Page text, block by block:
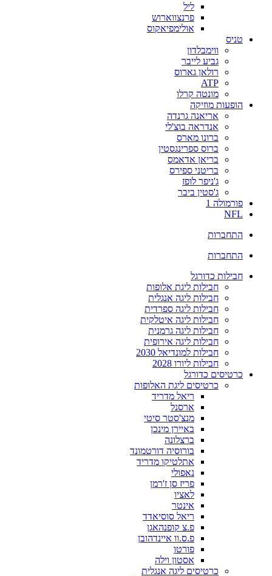
ליל
פרנצווארוש
אולימפיאקוס
טניס
ווימבלדון
גביע לייבר
רולאן גארוס
ATP
מונטה קרלו
הופעות מוזיקה
אריאנה גרנדה
אנדראה בוצ'לי
ברונו מארס
ברוס ספרינגסטין
בריאן אדאמס
בריטני ספירס
ג'ניפר לופז
ג'סטין ביבר
פורמולה 1
NFL
התחברות
התחברות
חבילות כדורגל
חבילות ליגת אלופות
חבילות ליגה אנגלית
חבילות ליגה ספרדית
חבילות ליגה איטלקית
חבילות ליגה גרמנית
חבילות ליגה אירופית
חבילות למונדיאל 2030
חבילות ליורו 2028
כרטיסים כדורגל
כרטיסים ליגת האלופות
ריאל מדריד
ארסנל
מנצ'סטר סיטי
באיירן מינכן
ברצלונה
בורוסיה דורטמונד
אתלטיקו מדריד
נאפולי
פריז סן ז'רמן
לאציו
אינטר
ריאל סוסיאדד
פ.צ קופנהאגן
פ.ס.וו איינדהובן
פורטו
אסטון וילה
כרטיסים ליגה אנגלית